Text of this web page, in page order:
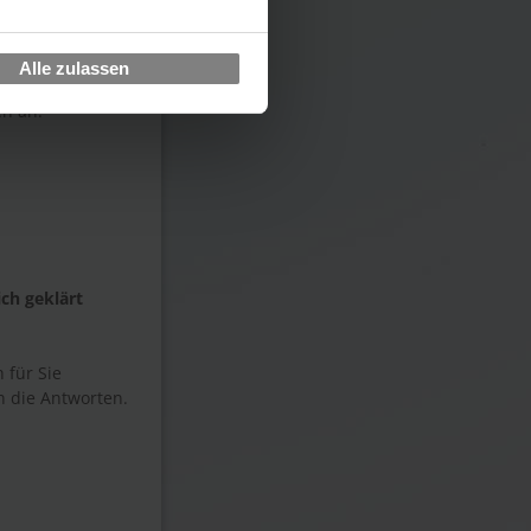
Alle zulassen
an einem
an.
geklärt
für Sie
die Antworten.